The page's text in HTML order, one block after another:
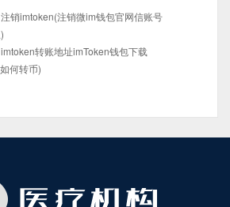
注销imtoken(注销微im钱包官网信账号
imtoken转账地址imToken钱包下载
何转币)